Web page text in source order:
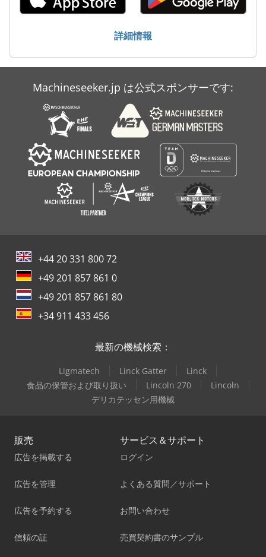
詳細情報
Machineseeker.jp は公式スポンサーです:
+44 20 331 800 72
+49 201 857 861 0
+49 201 857 861 80
+34 911 433 456
最新の機械検索：
Ligmatech Linck Gatter
Linck
食品の保管および取り扱い
Lincoln 270
Lincoln
デリカテッセン用機械
販売
広告を掲載する
広告を管理
広告を予約する
信頼の証
サービス＆サポート
ログイン
よくある質問／サポート
お問い合わせ
売買契約書のサンプル